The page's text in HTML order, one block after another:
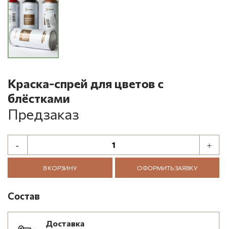
Краска-спрей для цветов с
блёстками
Предзаказ
В КОРЗИНУ ОФОРМИТЬ ЗАЯВКУ
Состав
Доставка